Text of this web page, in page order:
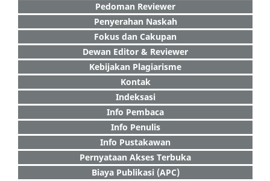
Pedoman Reviewer
Penyerahan Naskah
Fokus dan Cakupan
Dewan Editor & Reviewer
Kebijakan Plagiarisme
Kontak
Indeksasi
Info Pembaca
Info Penulis
Info Pustakawan
Pernyataan Akses Terbuka
Biaya Publikasi (APC)